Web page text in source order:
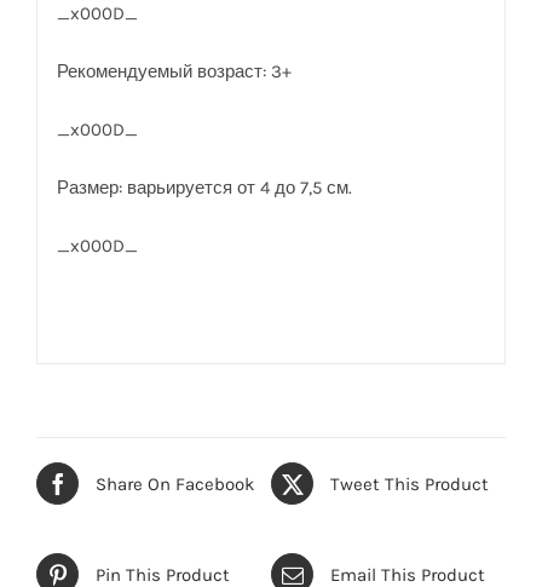
_x000D_
Рекомендуемый возраст: 3+
_x000D_
Размер: варьируется от 4 до 7,5 см.
_x000D_
Share On Facebook Tweet This Product
Pin This Product Email This Product